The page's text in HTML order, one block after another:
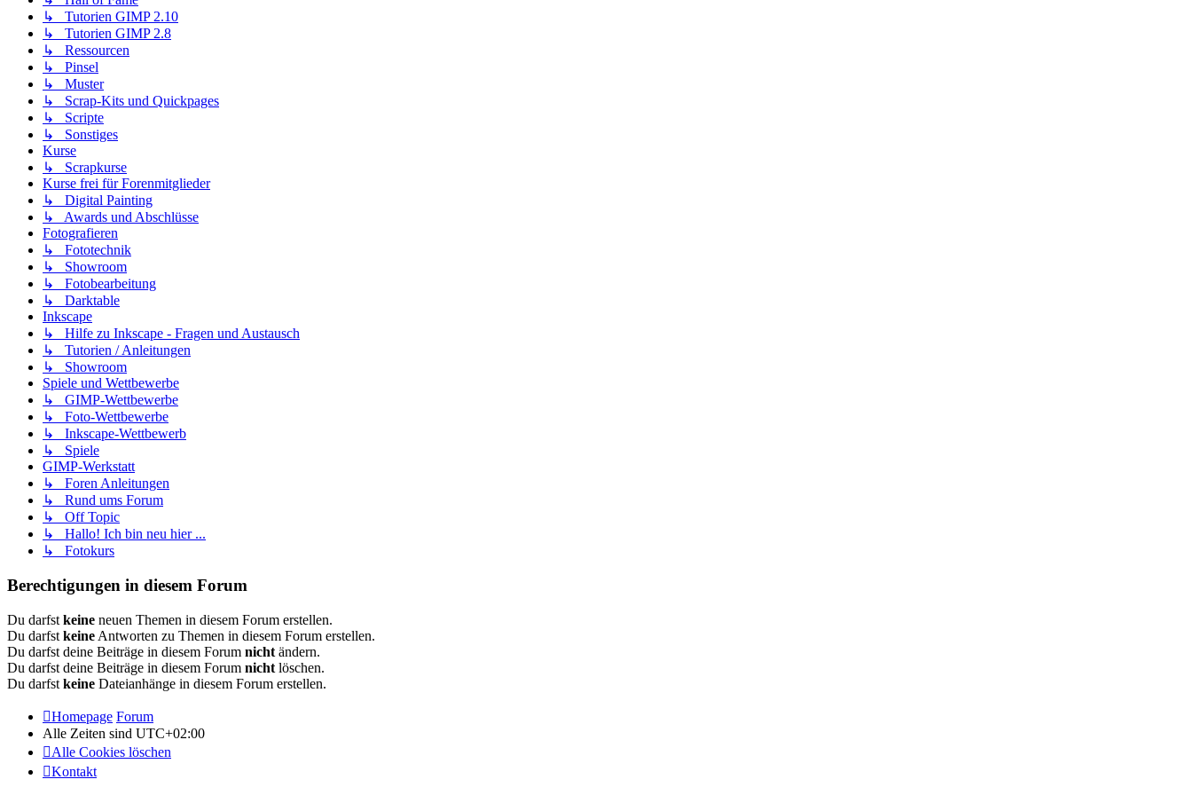
↳ Tutorien GIMP 2.10
↳ Tutorien GIMP 2.8
↳ Ressourcen
↳ Pinsel
↳ Muster
↳ Scrap-Kits und Quickpages
↳ Scripte
↳ Sonstiges
Kurse
↳ Scrapkurse
Kurse frei für Forenmitglieder
↳ Digital Painting
↳ Awards und Abschlüsse
Fotografieren
↳ Fototechnik
↳ Showroom
↳ Fotobearbeitung
↳ Darktable
Inkscape
↳ Hilfe zu Inkscape - Fragen und Austausch
↳ Tutorien / Anleitungen
↳ Showroom
Spiele und Wettbewerbe
↳ GIMP-Wettbewerbe
↳ Foto-Wettbewerbe
↳ Inkscape-Wettbewerb
↳ Spiele
GIMP-Werkstatt
↳ Foren Anleitungen
↳ Rund ums Forum
↳ Off Topic
↳ Hallo! Ich bin neu hier ...
↳ Fotokurs
Berechtigungen in diesem Forum
Du darfst keine neuen Themen in diesem Forum erstellen.
Du darfst keine Antworten zu Themen in diesem Forum erstellen.
Du darfst deine Beiträge in diesem Forum nicht ändern.
Du darfst deine Beiträge in diesem Forum nicht löschen.
Du darfst keine Dateianhänge in diesem Forum erstellen.
Homepage Forum
Alle Zeiten sind UTC+02:00
Alle Cookies löschen
Kontakt